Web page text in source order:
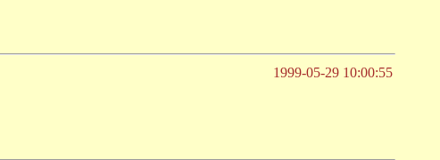
1999-05-29 10:00:55